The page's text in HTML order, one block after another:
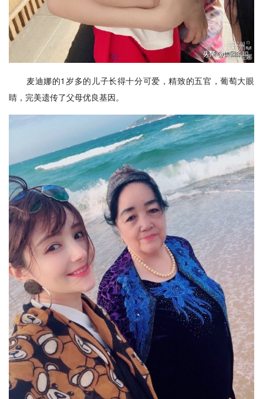
麦迪娜的1岁多的儿子长得十分可爱，精致的五官，葡萄大眼
睛，完美遗传了父母优良基因。